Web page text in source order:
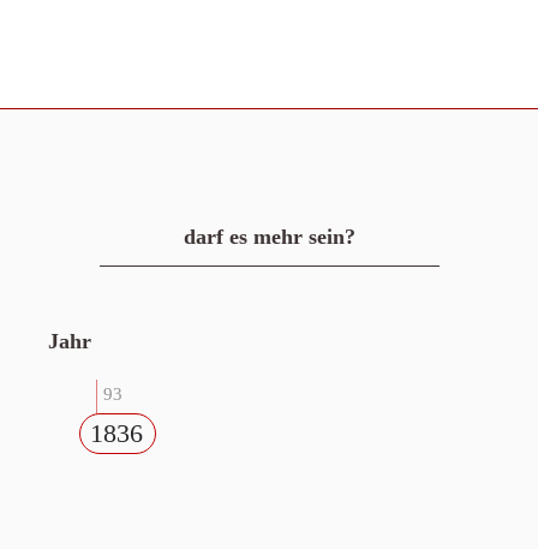
darf es mehr sein?
Jahr
93
1836